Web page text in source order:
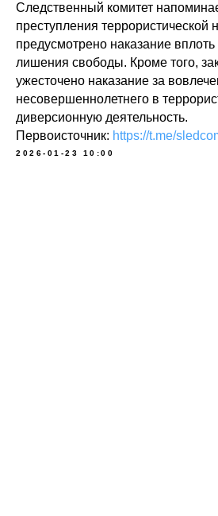
Следственный комитет
преступления террористической
предусмотрено наказание
лишения свободы. Кроме того,
ужесточено наказание за
несовершеннолетнего в
диверсионную деятельность.
Первоисточник: https://t.me/
2026-01-23 10:00